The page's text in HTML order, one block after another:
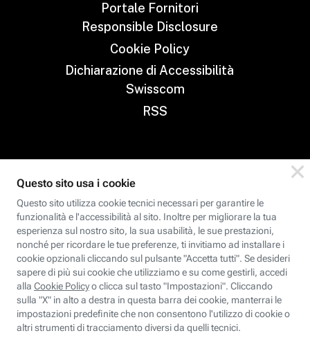
Portale Fornitori
Responsible Disclosure
Cookie Policy
Dichiarazione di Accessibilità
Swisscom
RSS